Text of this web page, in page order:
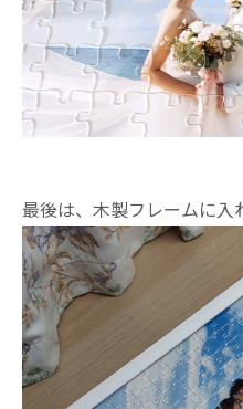
最後は、木製フレームに入